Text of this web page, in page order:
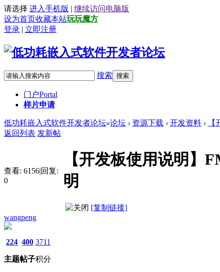
请选择 进入手机版 | 继续访问电脑版
设为首页收藏本站玩玩魔方
登录 | 立即注册
搜索 搜索
门户Portal
样片申请
低功耗嵌入式软件开发者论坛»论坛 › 资源下载 › 开发资料 ›
返回列表 发新帖
查看: 6156|回复:
0
【开发板使用说明】
明
[复制链接]
wangpeng
224
主题
400
帖子
3711
积分